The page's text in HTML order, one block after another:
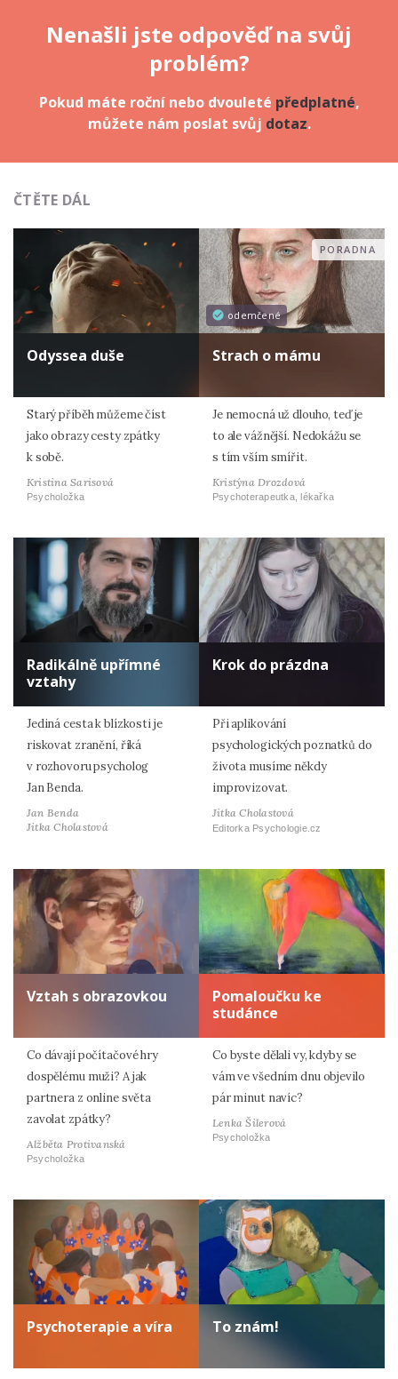
Nenašli jste odpověď na svůj
problém?
Pokud máte roční nebo dvouleté předplatné,
můžete nám poslat svůj dotaz.
ČTĚTE DÁL
Odyssea duše
Starý příběh můžeme číst
jako obrazy cesty zpátky
k sobě.
Kristina Sarisová
Psycholožka
odemčené
PORADNA
Strach o mámu
Je nemocná už dlouho, teď je
to ale vážnější. Nedokážu se
s tím vším smířit.
Kristýna Drozdová
Psychoterapeutka, lékařka
Radikálně upřímné
vztahy
Jediná cesta k blízkosti je
riskovat zranění, říká
v rozhovoru psycholog
Jan Benda.
Jan Benda
Jitka Cholastová
Krok do prázdna
Při aplikování
psychologických poznatků do
života musíme někdy
improvizovat.
Jitka Cholastová
Editorka Psychologie.cz
Vztah s obrazovkou
Co dávají počítačové hry
dospělému muži? A jak
partnera z online světa
zavolat zpátky?
Alžběta Protivanská
Psycholožka
Pomaloučku ke
studánce
Co byste dělali vy, kdyby se
vám ve všedním dnu objevilo
pár minut navíc?
Lenka Šilerová
Psycholožka
Psychoterapie a víra To znám!